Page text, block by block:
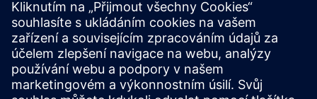
Stáhnout
Návod k použití GMSG-GCB (anglicky)
Leták GMSG-GCB